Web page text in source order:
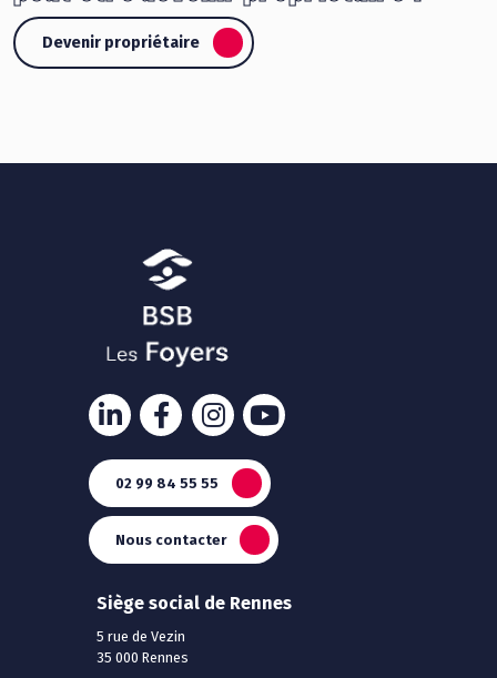
Devenir propriétaire
02 99 84 55 55
Nous contacter
Siège social de Rennes
5 rue de Vezin
35 000 Rennes